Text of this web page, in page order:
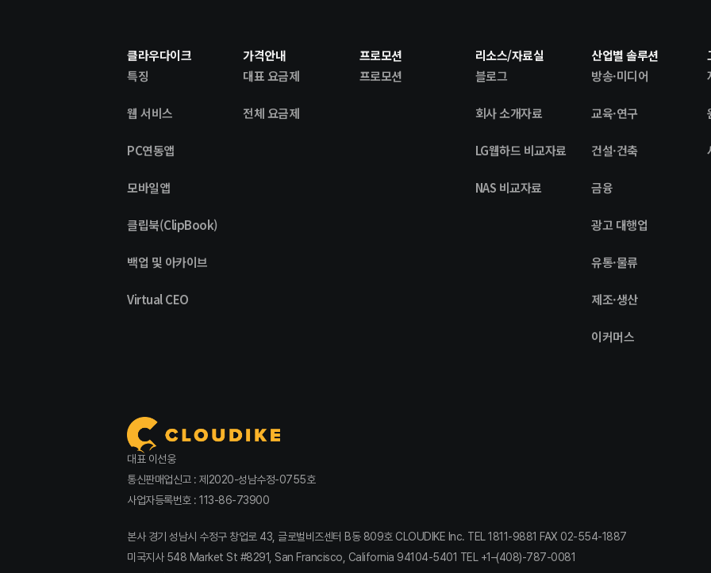
클라우다이크
특징
웹 서비스
PC연동앱
모바일앱
클립북(ClipBook)
백업 및 아카이브
Virtual CEO
가격안내
대표 요금제
전체 요금제
프로모션
프로모션
리소스/자료실
블로그
회사 소개자료
LG웹하드 비교자료
NAS 비교자료
산업별 솔루션
방송·미디어
교육·연구
건설·건축
금융
광고 대행업
유통·물류
제조·생산
이커머스
대표 이선웅
통신판매업신고 : 제2020-성남수정-0755호
사업자등록번호 : 113-86-73900
본사 경기 성남시 수정구 창업로 43, 글로벌비즈센터 B동 809호 CLOUDIKE Inc. TEL 1811-9881 FAX 02-554-1887​
미국지사 548 Market St #8291, San Francisco, California 94104-5401 TEL +1–(408)-787-0081​